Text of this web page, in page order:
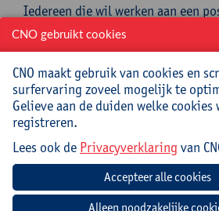
Iedereen die wil werken aan een
het schoolteam
Griet Peeraer behaalde diploma’s
cultuurwetenschappen. Zij is doctor
wetenschappen en professor aan de
Management School. Haar
teams, leiderschap,
genderdiversiteit in organisaties.
coach en organisatiebegeleider.
CNO gebruikt cookies
CNO maakt gebruik van cookies en
surfervaring zoveel mogelijk te
Gelieve aan de duiden welke cookies
registreren.
Lees ook de Privacyverklaring van